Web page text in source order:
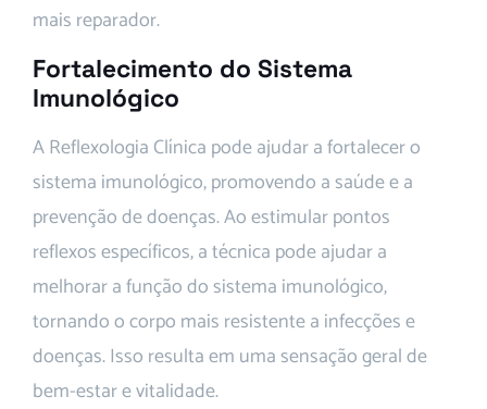
mais reparador.
Fortalecimento do Sistema
Imunológico
A Reflexologia Clínica pode ajudar a fortalecer o
sistema imunológico, promovendo a saúde e a
prevenção de doenças. Ao estimular pontos
reflexos específicos, a técnica pode ajudar a
melhorar a função do sistema imunológico,
tornando o corpo mais resistente a infecções e
doenças. Isso resulta em uma sensação geral de
bem-estar e vitalidade.